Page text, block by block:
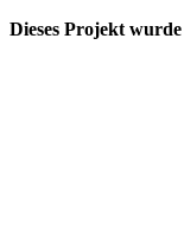
Dieses Projekt